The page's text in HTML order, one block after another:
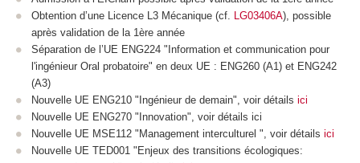
Obtention d’une Licence L3 Mécanique (cf. LG03406A), possible
après validation de la 1ère année
Séparation de l’UE ENG224 "Information et communication pour
l'ingénieur Oral probatoire" en deux UE : ENG260 (A1) et ENG242
(A3)
Nouvelle UE ENG210 "Ingénieur de demain", voir détails ici
Nouvelle UE ENG270 "Innovation", voir détails ici
Nouvelle UE MSE112 "Management interculturel ", voir détails ici
Nouvelle UE TED001 "Enjeux des transitions écologiques: